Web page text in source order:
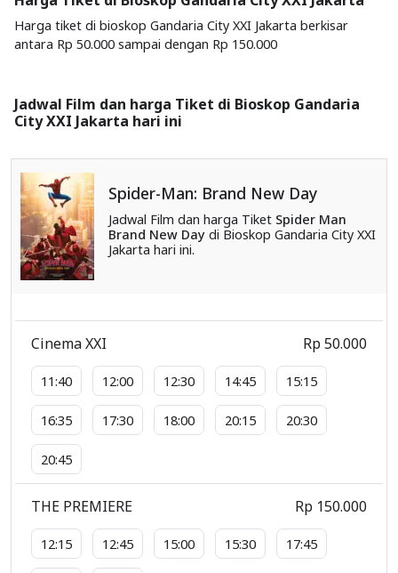
Harga tiket di bioskop Gandaria City XXI Jakarta berkisar
antara Rp 50.000 sampai dengan Rp 150.000
Jadwal Film dan harga Tiket di Bioskop Gandaria
City XXI Jakarta hari ini
Spider-Man: Brand New Day
Jadwal Film dan harga Tiket Spider Man
Brand New Daydi Bioskop Gandaria City XXI
Jakarta hari ini.
Cinema XXI
11:40 12:00 12:30 14:45 15:15
16:35 17:30 18:00 20:15 20:30
20:45
Rp 50.000
THE PREMIERE
12:15 12:45 15:00 15:30 17:45
Rp 150.000